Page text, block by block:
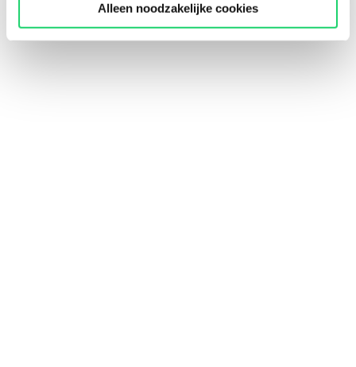
Alleen noodzakelijke cookies